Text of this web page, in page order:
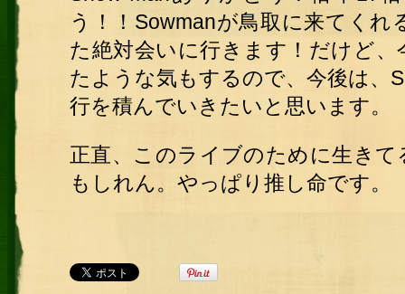
う！！Sowmanが鳥取に来てく
た絶対会いに行きます！だけど
たような気もするので、今後は、
行を積んでいきたいと思います。
正直、このライブのために生き
もしれん。やっぱり推し命です。